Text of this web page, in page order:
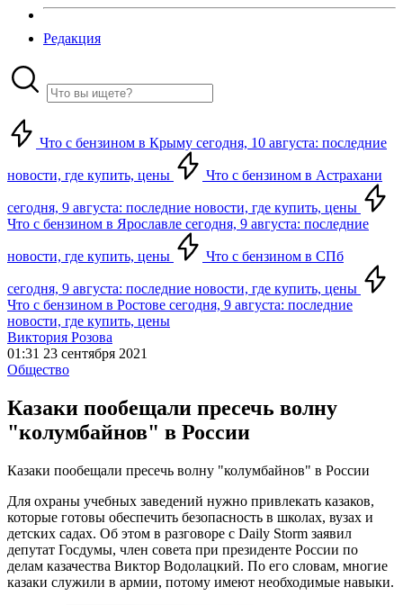
Редакция
Что с бензином в Крыму сегодня, 10 августа: последние
новости, где купить, цены Что с бензином в Астрахани
сегодня, 9 августа: последние новости, где купить, цены
Что с бензином в Ярославле сегодня, 9 августа: последние
новости, где купить, цены Что с бензином в СПб
сегодня, 9 августа: последние новости, где купить, цены
Что с бензином в Ростове сегодня, 9 августа: последние
новости, где купить, цены
Виктория Розова
01:31 23 сентября 2021
Общество
Казаки пообещали пресечь волну
"колумбайнов" в России
Казаки пообещали пресечь волну "колумбайнов" в России
Для охраны учебных заведений нужно привлекать казаков,
которые готовы обеспечить безопасность в школах, вузах и
детских садах. Об этом в разговоре с Daily Storm заявил
депутат Госдумы, член совета при президенте России по
делам казачества Виктор Водолацкий. По его словам, многие
казаки служили в армии, потому имеют необходимые навыки.